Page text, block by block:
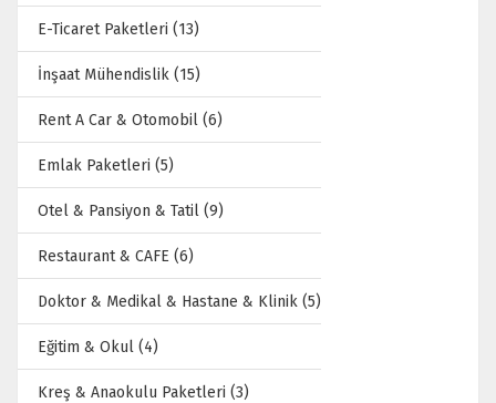
E-Ticaret Paketleri (13)
İnşaat Mühendislik (15)
Rent A Car & Otomobil (6)
Emlak Paketleri (5)
Otel & Pansiyon & Tatil (9)
Restaurant & CAFE (6)
Doktor & Medikal & Hastane & Klinik (5)
Eğitim & Okul (4)
Kreş & Anaokulu Paketleri (3)